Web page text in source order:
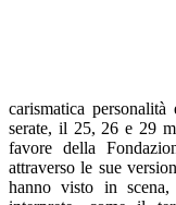
carismatica
serate, il 25, 26 e 29
favore della
attraverso le sue
hanno visto in scena,